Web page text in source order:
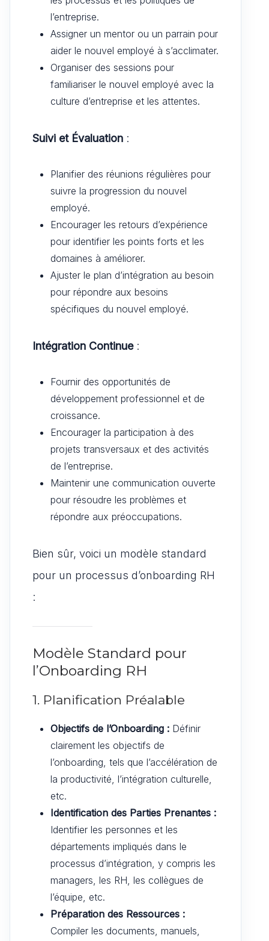
l’entreprise.
Assigner un mentor ou un parrain pour
aider le nouvel employé à s’acclimater.
Organiser des sessions pour
familiariser le nouvel employé avec la
culture d’entreprise et les attentes.
Suivi et Évaluation :
Planifier des réunions régulières pour
suivre la progression du nouvel
employé.
Encourager les retours d’expérience
pour identifier les points forts et les
domaines à améliorer.
Ajuster le plan d’intégration au besoin
pour répondre aux besoins
spécifiques du nouvel employé.
Intégration Continue:
Fournir des opportunités de
développement professionnel et de
croissance.
Encourager la participation à des
projets transversaux et des activités
de l’entreprise.
Maintenir une communication ouverte
pour résoudre les problèmes et
répondre aux préoccupations.
Bien sûr, voici un modèle standard
pour un processus d’onboarding RH
:
Modèle Standard pour
l’Onboarding RH
1. Planification Préalable
Objectifs de l’Onboarding : Définir
clairement les objectifs de
l’onboarding, tels que l’accélération de
la productivité, l’intégration culturelle,
etc.
Identification des Parties Prenantes :
Identifier les personnes et les
départements impliqués dans le
processus d’intégration, y compris les
managers, les RH, les collègues de
l’équipe, etc.
Préparation des Ressources :
Compiler les documents, manuels,